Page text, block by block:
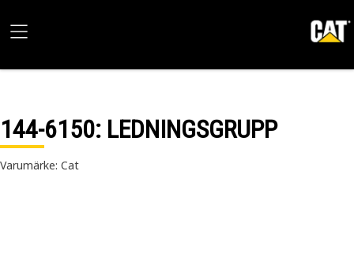
144-6150: LEDNINGSGRUPP
Varumärke: Cat